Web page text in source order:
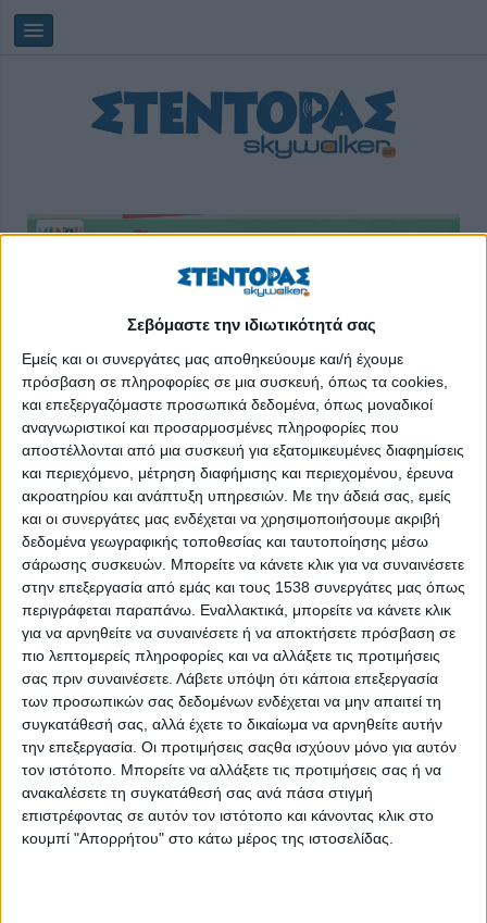
Σεβόμαστε την ιδιωτικότητά σας
Εμείς και οι συνεργάτες μας αποθηκεύουμε και/ή έχουμε
πρόσβαση σε πληροφορίες σε μια συσκευή, όπως τα cookies,
και επεξεργαζόμαστε προσωπικά δεδομένα, όπως μοναδικοί
αναγνωριστικοί και προσαρμοσμένες πληροφορίες που
αποστέλλονται από μια συσκευή για εξατομικευμένες διαφημίσεις
και περιεχόμενο, μέτρηση διαφήμισης και περιεχομένου, έρευνα
ακροατηρίου και ανάπτυξη υπηρεσιών. Με την άδειά σας, εμείς
και οι συνεργάτες μας ενδέχεται να χρησιμοποιήσουμε ακριβή
δεδομένα γεωγραφικής τοποθεσίας και ταυτοποίησης μέσω
σάρωσης συσκευών. Μπορείτε να κάνετε κλικ για να συναινέσετε
στην επεξεργασία από εμάς και τους 1538 συνεργάτες μας όπως
περιγράφεται παραπάνω. Εναλλακτικά, μπορείτε να κάνετε κλικ
για να αρνηθείτε να συναινέσετε ή να αποκτήσετε πρόσβαση σε
πιο λεπτομερείς πληροφορίες και να αλλάξετε τις προτιμήσεις
σας πριν συναινέσετε. Λάβετε υπόψη ότι κάποια επεξεργασία
των προσωπικών σας δεδομένων ενδέχεται να μην απαιτεί τη
συγκατάθεσή σας, αλλά έχετε το δικαίωμα να αρνηθείτε αυτήν
την επεξεργασία. Οι προτιμήσεις σαςθα ισχύουν μόνο για αυτόν
τον ιστότοπο. Μπορείτε να αλλάξετε τις προτιμήσεις σας ή να
ανακαλέσετε τη συγκατάθεσή σας ανά πάσα στιγμή
επιστρέφοντας σε αυτόν τον ιστότοπο και κάνοντας κλικ στο
κουμπί "Απορρήτου" στο κάτω μέρος της ιστοσελίδας.
Πέμπτη, 06/08/2026 21:44:51
Διάστημα
Για πάντα στο Διάστημα το διαστημόπλοιο Dawn της
NASA
Δεν άντεξαν οι κινεζικοί σπόροι βαμβακιού στη Σελήνη
Διάστημα: Βιοϊατρική μελέτη για την επίδραση της
έλλειψης βαρύτητας στον ανθρώπινο οργανισμό
Επίτευγμα της Κίνας η προσεδάφιση στη σκοτεινή
πλευρά της Σελήνης